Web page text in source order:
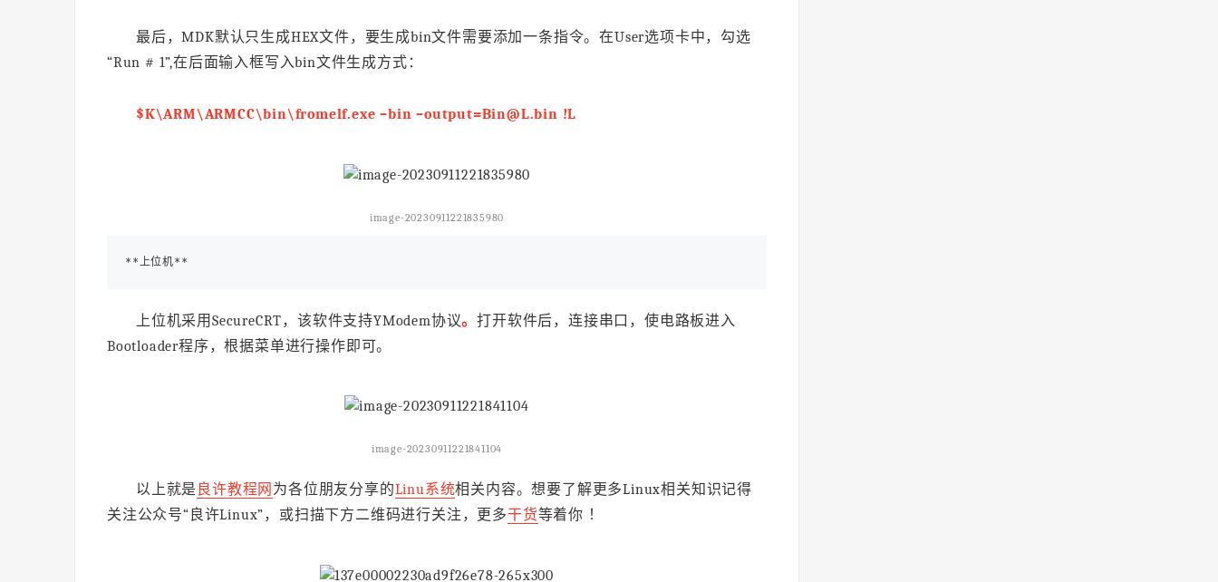
最后，MDK默认只生成HEX文件，要生成bin文件需要添加一条指令。在User选项卡中，勾选
“Run # 1”,在后面输入框写入bin文件生成方式：
$K\ARM\ARMCC\bin\fromelf.exe –bin –output=Bin@L.bin !L
image-20230911221835980
上位机采用SecureCRT，该软件支持YModem协议。打开软件后，连接串口，使电路板进入
Bootloader程序，根据菜单进行操作即可。
image-20230911221841104
以上就是 良许教程网 为各位朋友分享的Linu系统相关内容。想要了解更多Linux相关知识记得
关注公众号“良许Linux”，或扫描下方二维码进行关注，更多干货等着你 ！